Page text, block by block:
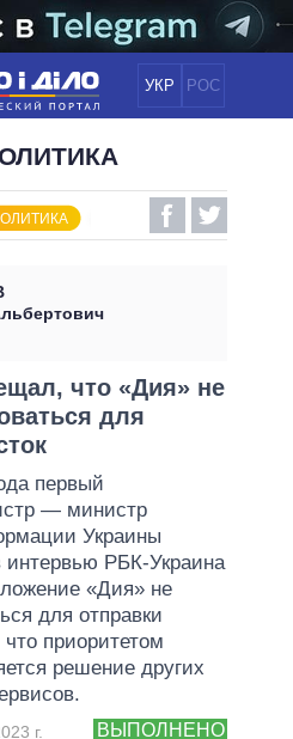
УКР РОС
ПОЛИТИКА
ЭКОНОМИКА
МИР
что «Дия» не
для
первый
— министр
Украины
интервью РБК-Украина
«Дия» не
для отправки
приоритетом
решение других
ВЫПОЛНЕНО
г.